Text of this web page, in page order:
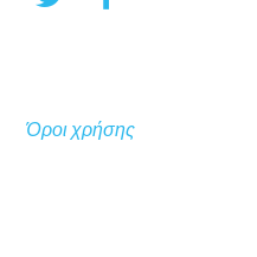
Όροι χρήσης